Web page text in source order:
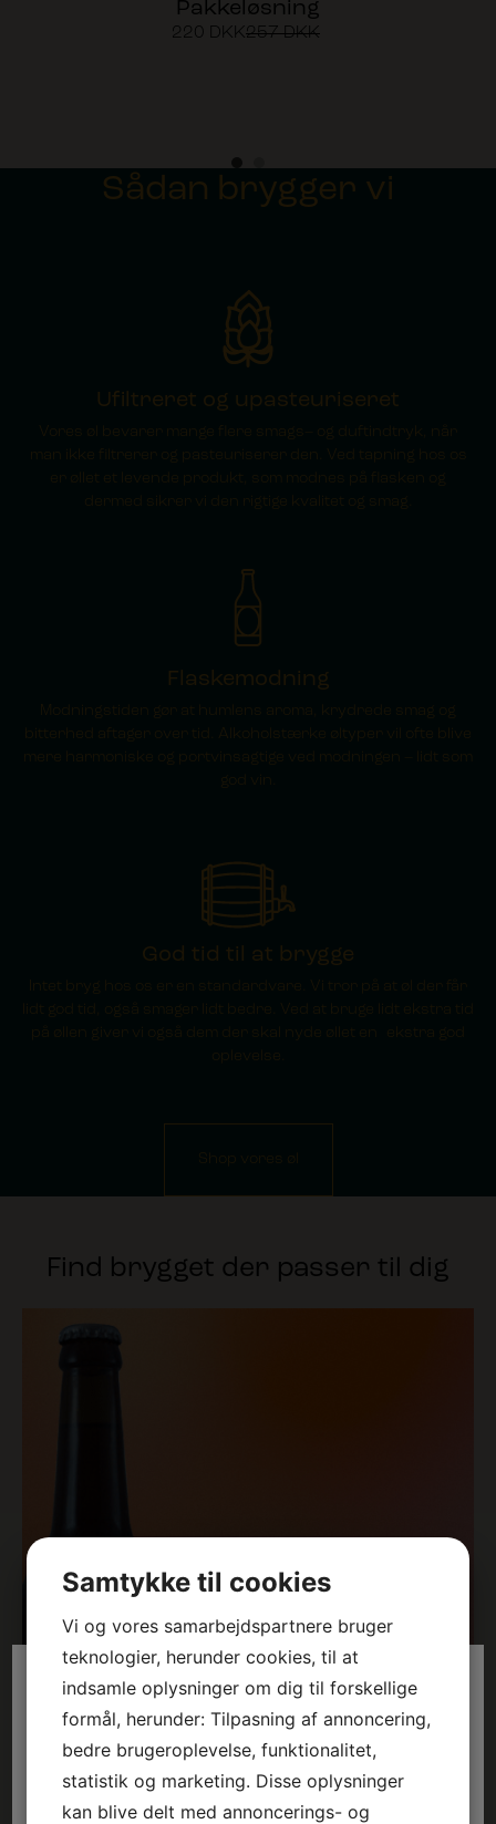
Pakkeløsning
257DKK
220 DKK
Sådan brygger vi
Ufiltreret og upasteuriseret
Vores øl bevarer mange flere smags– og duftindtryk, når
man ikke filtrerer og pasteuriserer den. Ved tapning hos os
er øllet et levende produkt, som modnes på flasken og
dermed sikrer vi den rigtige kvalitet og smag.
Flaskemodning
Modningstiden gør at humlens aroma, krydrede smag og
bitterhed aftager over tid. Alkoholstærke øltyper vil ofte blive
mere harmoniske og portvinsagtige ved modningen – lidt som
god vin.
God tid til at brygge
Intet bryg hos os er en standardvare. Vi tror på at øl der får
lidt god tid, også smager lidt bedre. Ved at bruge lidt ekstra tid
på øllen giver vi også dem der skal nyde øllet en ekstra god
oplevelse.
Shop vores øl
Find brygget der passer til dig
Samtykke til cookies
Vi og vores samarbejdspartnere bruger
teknologier, herunder cookies, til at
indsamle oplysninger om dig til forskellige
formål, herunder: Tilpasning af annoncering,
bedre brugeroplevelse, funktionalitet,
statistik og marketing. Disse oplysninger
kan blive delt med annoncerings- og